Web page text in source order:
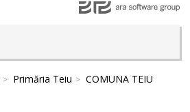
Primăria Teiu COMUNA TEIU